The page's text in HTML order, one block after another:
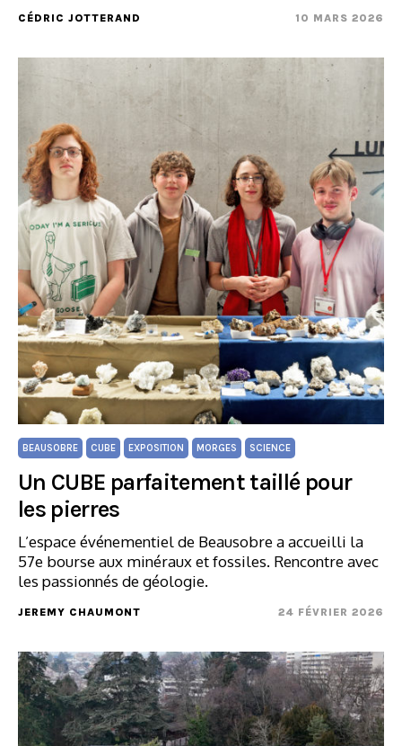
CÉDRIC JOTTERAND 10 MARS 2026
BEAUSOBRE CUBE EXPOSITION MORGES SCIENCE
Un CUBE parfaitement taillé pour
les pierres
L’espace événementiel de Beausobre a accueilli la
57e bourse aux minéraux et fossiles. Rencontre avec
les passionnés de géologie.
JEREMY CHAUMONT 24 FÉVRIER 2026